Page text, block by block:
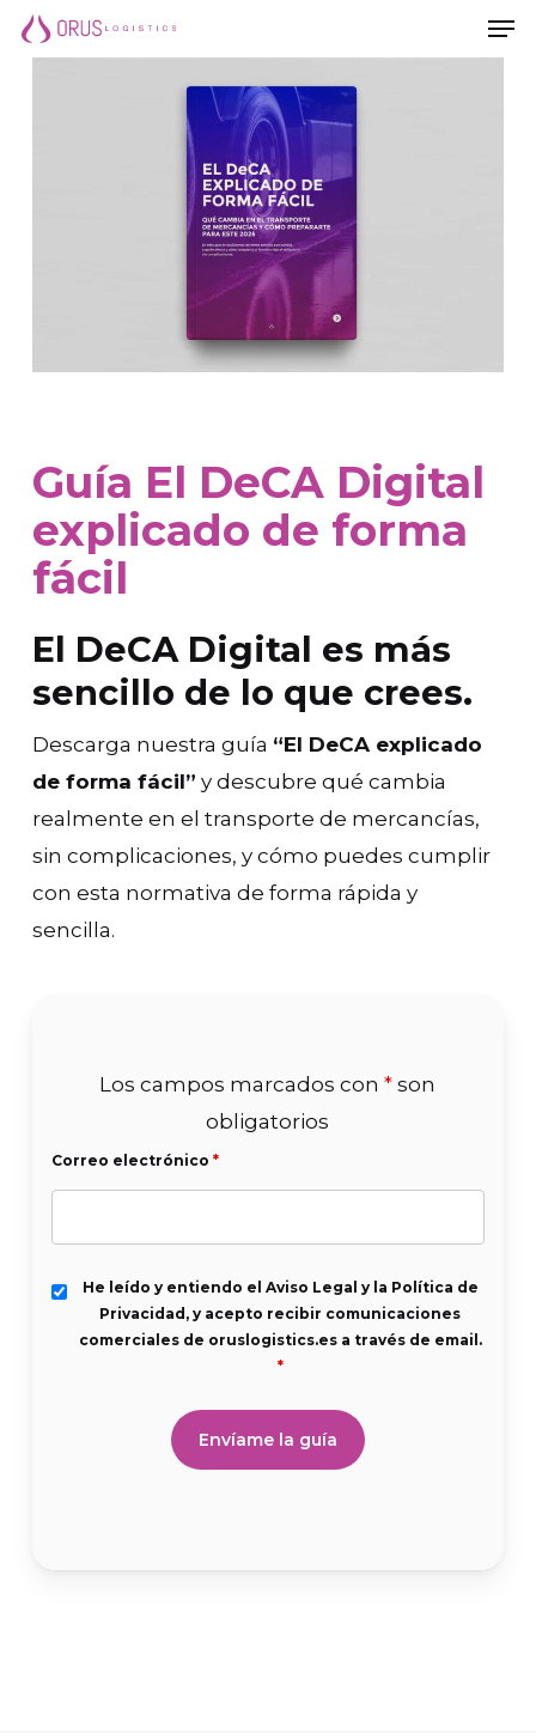
Saltar
Guía El DeCA Digital
explicado de forma
fácil
El DeCA Digital es más
sencillo de lo que crees.
Descarga nuestra guía “El DeCA explicado
de forma fácil” y descubre qué cambia
realmente en el transporte de mercancías,
sin complicaciones, y cómo puedes cumplir
con esta normativa de forma rápida y
sencilla.
Los campos marcados con* son
obligatorios
Correo electrónico *
He leído y entiendo el Aviso Legal y la Política de
Privacidad, y acepto recibir comunicaciones
comerciales de oruslogistics.es a través de email.
*
Menú